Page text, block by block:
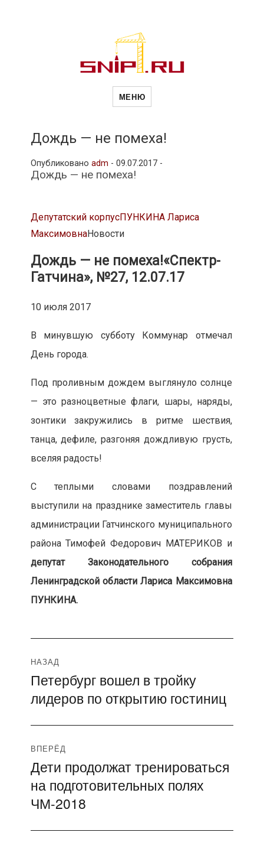
Новости
и
другие связанные со стройкой
МЕНЮ
Дождь — не помеха!
Опубликовано adm - 09.07.2017 -
Дождь — не помеха!
Депутатский корпусПУНКИНА Лариса
МаксимовнаНовости
Дождь — не помеха!«Спектр-
Гатчина», №27, 12.07.17
10 июля 2017
В минувшую субботу Коммунар отмечал
День города.
Под проливным дождем выглянуло солнце
— это разноцветные флаги, шары, наряды,
зонтики закружились в ритме шествия,
танца, дефиле, разгоняя дождливую грусть,
вселяя радость!
С теплыми словами поздравлений
выступили на празднике заместитель главы
администрации Гатчинского муниципального
района Тимофей Федорович МАТЕРИКОВ и
депутат Законодательного собрания
Ленинградской области Лариса Максимовна
ПУНКИНА.
Навигация
по
записям
НАЗАД
Предыдущая
запись:
Петербург вошел в тройку
лидеров по открытию гостиниц
ВПЕРЁД
Следующая
запись:
Дети продолжат тренироваться
на подготовительных полях
ЧМ-2018